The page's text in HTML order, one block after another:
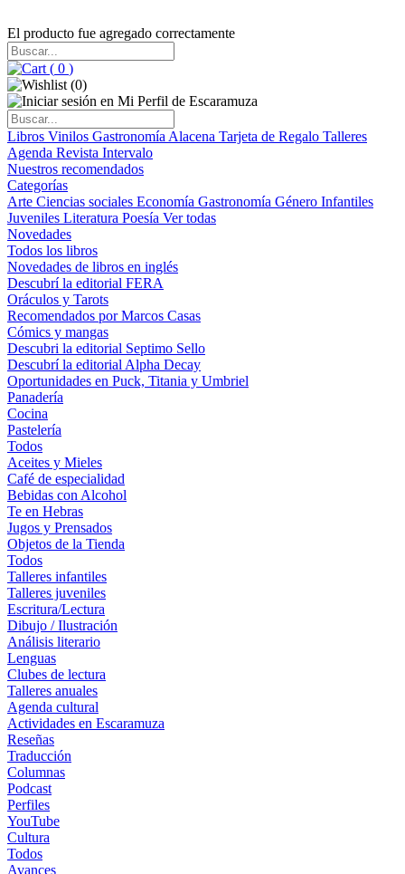
El producto fue agregado correctamente
( 0 )
(0)
Libros Vinilos Gastronomía Alacena Tarjeta de Regalo Talleres
Agenda Revista Intervalo
Nuestros recomendados
Categorías
Arte Ciencias sociales Economía Gastronomía Género Infantiles
Juveniles Literatura Poesía Ver todas
Novedades
Todos los libros
Novedades de libros en inglés
Descubrí la editorial FERA
Oráculos y Tarots
Recomendados por Marcos Casas
Cómics y mangas
Descubri la editorial Septimo Sello
Descubrí la editorial Alpha Decay
Oportunidades en Puck, Titania y Umbriel
Panadería
Cocina
Pastelería
Todos
Aceites y Mieles
Café de especialidad
Bebidas con Alcohol
Te en Hebras
Jugos y Prensados
Objetos de la Tienda
Todos
Talleres infantiles
Talleres juveniles
Escritura/Lectura
Dibujo / Ilustración
Análisis literario
Lenguas
Clubes de lectura
Talleres anuales
Agenda cultural
Actividades en Escaramuza
Reseñas
Traducción
Columnas
Podcast
Perfiles
YouTube
Cultura
Todos
Avances